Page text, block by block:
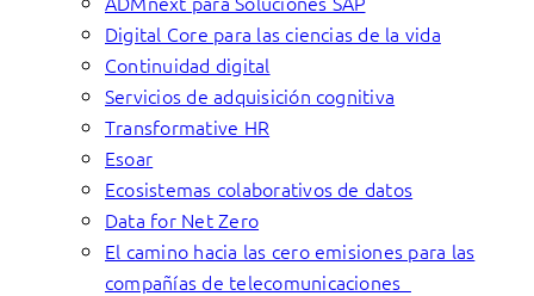
Digital Core para las ciencias de la vida
Continuidad digital
Servicios de adquisición cognitiva
Transformative HR
Esoar
Ecosistemas colaborativos de datos
Data for Net Zero
El camino hacia las cero emisiones para las
compañías de telecomunicaciones